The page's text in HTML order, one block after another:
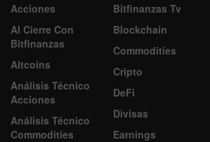
Acciones
Al Cierre Con
Bitfinanzas
Altcoins
Análisis Técnico
Acciones
Análisis Técnico
Commodities
Bitfinanzas Tv
Blockchain
Commodities
Cripto
DeFi
Divisas
Earnings